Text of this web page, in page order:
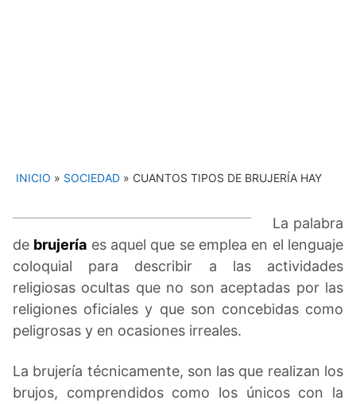
INICIO » SOCIEDAD » CUANTOS TIPOS DE BRUJERÍA HAY
La palabra
de brujería es aquel que se emplea en el lenguaje
coloquial para describir a las actividades
religiosas ocultas que no son aceptadas por las
religiones oficiales y que son concebidas como
peligrosas y en ocasiones irreales.
La brujería técnicamente, son las que realizan los
brujos, comprendidos como los únicos con la